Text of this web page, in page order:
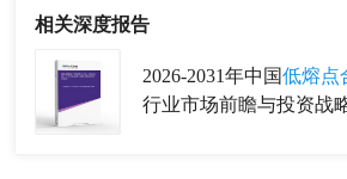
相关深度报告
2026-2031年中国低熔点
行业市场前瞻与投资战